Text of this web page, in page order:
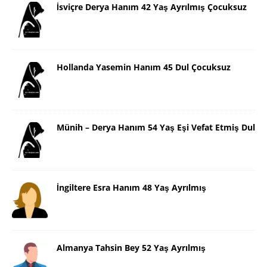
İsviçre Derya Hanım 42 Yaş Ayrılmış Çocuksuz
Hollanda Yasemin Hanım 45 Dul Çocuksuz
Münih – Derya Hanım 54 Yaş Eşi Vefat Etmiş Dul
İngiltere Esra Hanım 48 Yaş Ayrılmış
Almanya Tahsin Bey 52 Yaş Ayrılmış